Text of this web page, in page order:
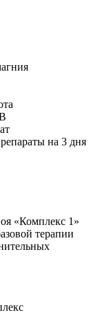
на 3 дня
«Комплекс 1»
терапии